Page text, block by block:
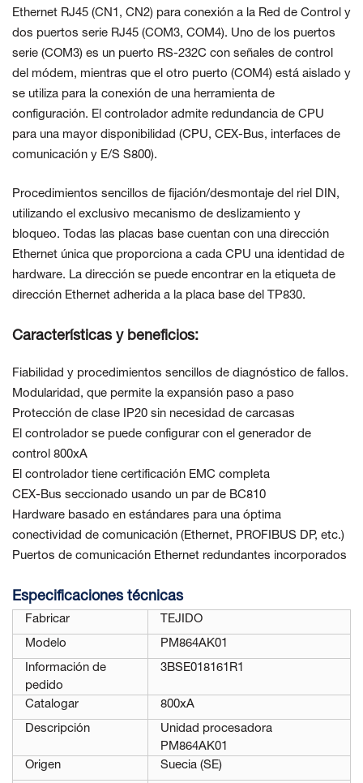
Ethernet RJ45 (CN1, CN2) para conexión a la Red de Control y
dos puertos serie RJ45 (COM3, COM4). Uno de los puertos
serie (COM3) es un puerto RS-232C con señales de control
del módem, mientras que el otro puerto (COM4) está aislado y
se utiliza para la conexión de una herramienta de
configuración. El controlador admite redundancia de CPU
para una mayor disponibilidad (CPU, CEX-Bus, interfaces de
comunicación y E/S S800).
Procedimientos sencillos de fijación/desmontaje del riel DIN,
utilizando el exclusivo mecanismo de deslizamiento y
bloqueo. Todas las placas base cuentan con una dirección
Ethernet única que proporciona a cada CPU una identidad de
hardware. La dirección se puede encontrar en la etiqueta de
dirección Ethernet adherida a la placa base del TP830.
Características y beneficios:
Fiabilidad y procedimientos sencillos de diagnóstico de fallos.
Modularidad, que permite la expansión paso a paso
Protección de clase IP20 sin necesidad de carcasas
El controlador se puede configurar con el generador de
control 800xA
El controlador tiene certificación EMC completa
CEX-Bus seccionado usando un par de BC810
Hardware basado en estándares para una óptima
conectividad de comunicación (Ethernet, PROFIBUS DP, etc.)
Puertos de comunicación Ethernet redundantes incorporados
Especificaciones técnicas
Fabricar TEJIDO
Modelo PM864AK01
Información de
pedido
3BSE018161R1
Catalogar 800xA
Descripción
Unidad procesadora
PM864AK01
Origen
Suecia (SE)